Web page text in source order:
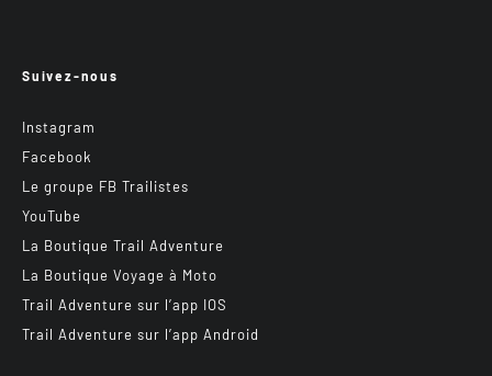
Suivez-nous
Instagram
Facebook
Le groupe FB Trailistes
YouTube
La Boutique Trail Adventure
La Boutique Voyage à Moto
Trail Adventure sur l’app IOS
Trail Adventure sur l’app Android